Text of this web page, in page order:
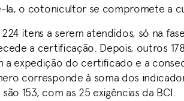
la, o cotonicultor se compromete a
224 itens a serem atendidos, só na
a certificação. Depois, outros
a expedição do certificado e a
corresponde à soma dos
153, com as 25 exigências da BCI.